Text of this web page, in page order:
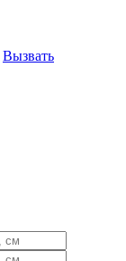
Вызвать